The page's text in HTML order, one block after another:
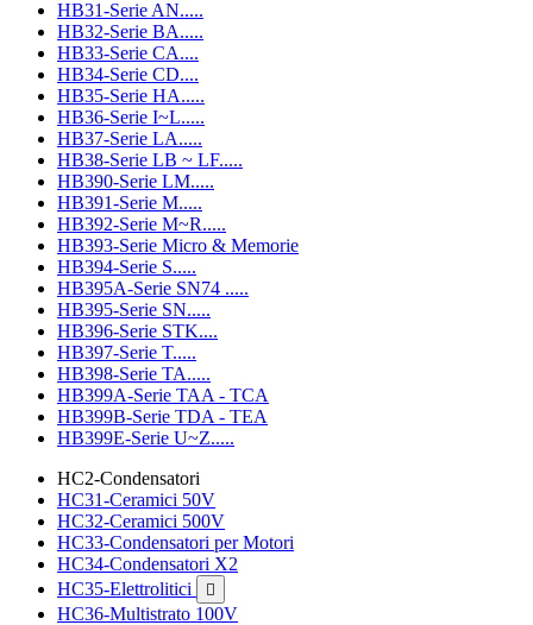
HB31-Serie AN.....
HB32-Serie BA.....
HB33-Serie CA....
HB34-Serie CD....
HB35-Serie HA.....
HB36-Serie I~L.....
HB37-Serie LA.....
HB38-Serie LB ~ LF.....
HB390-Serie LM.....
HB391-Serie M.....
HB392-Serie M~R.....
HB393-Serie Micro & Memorie
HB394-Serie S.....
HB395A-Serie SN74 .....
HB395-Serie SN.....
HB396-Serie STK....
HB397-Serie T.....
HB398-Serie TA.....
HB399A-Serie TAA - TCA
HB399B-Serie TDA - TEA
HB399E-Serie U~Z.....
HC2-Condensatori
HC31-Ceramici 50V
HC32-Ceramici 500V
HC33-Condensatori per Motori
HC34-Condensatori X2
HC35-Elettrolitici

HC36-Multistrato 100V